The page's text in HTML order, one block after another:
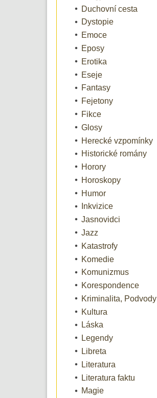
Duchovní cesta
Dystopie
Emoce
Eposy
Erotika
Eseje
Fantasy
Fejetony
Fikce
Glosy
Herecké vzpomínky
Historické romány
Horory
Horoskopy
Humor
Inkvizice
Jasnovidci
Jazz
Katastrofy
Komedie
Komunizmus
Korespondence
Kriminalita, Podvody
Kultura
Láska
Legendy
Libreta
Literatura
Literatura faktu
Magie